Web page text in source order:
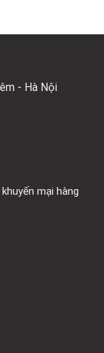
- Hà Nội
mại hàng